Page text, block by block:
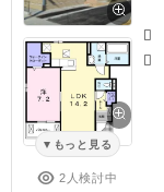
もっと見る
2人検討中